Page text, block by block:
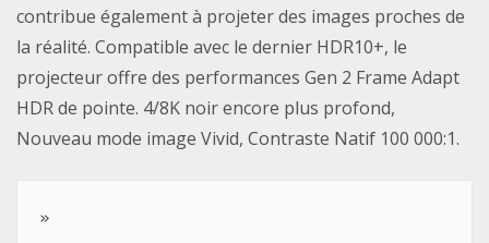
contribue également à projeter des images proches de
la réalité. Compatible avec le dernier HDR10+, le
projecteur offre des performances Gen 2 Frame Adapt
HDR de pointe. 4/8K noir encore plus profond,
Nouveau mode image Vivid, Contraste Natif 100 000:1.
»